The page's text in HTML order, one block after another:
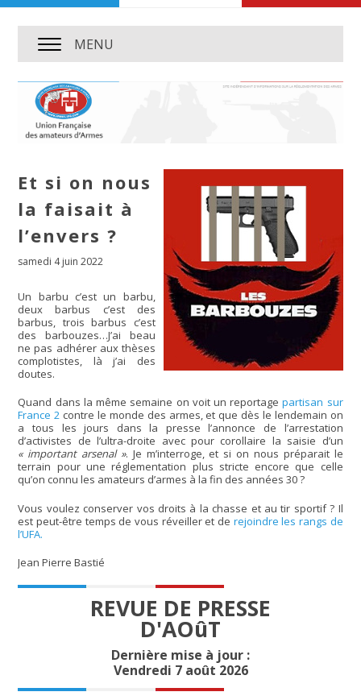
MENU
Et si on nous
la faisait à
l’envers ?
samedi 4 juin 2022
Un barbu c’est un barbu,
deux barbus c’est des
barbus, trois barbus c’est
des barbouzes…J’ai beau
ne pas adhérer aux thèses
complotistes, là j’ai des
doutes.
Quand dans la même semaine on voit un reportagepartisan sur
France 2 contre le monde des armes, et que dès le lendemain on
a tous les jours dans la presse l’annonce de l’arrestation
d’activistes de l’ultra-droite avec pour corollaire la saisie d’un
« important arsenal ». Je m’interroge, et si on nous préparait le
terrain pour une réglementation plus stricte encore que celle
qu’on connu les amateurs d’armes à la fin des années 30 ?
Vous voulez conserver vos droits à la chasse et au tir sportif ? Il
est peut-être temps de vous réveiller et de rejoindre les rangs de
l’UFA.
Jean Pierre Bastié
REVUE DE PRESSE
D'AOûT
Dernière mise à jour :
Vendredi 7 août 2026